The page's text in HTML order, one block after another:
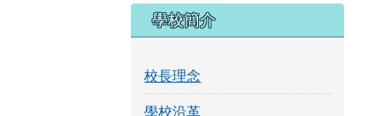
學校簡介
校長理念
學校沿革